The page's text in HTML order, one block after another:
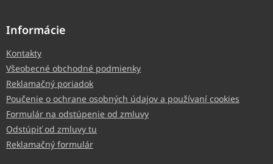
Informácie
Kontakty
Všeobecné obchodné podmienky
Reklamačný poriadok
Poučenie o ochrane osobných údajov a používaní cookies
Formulár na odstúpenie od zmluvy
Odstúpiť od zmluvy tu
Reklamačný formulár